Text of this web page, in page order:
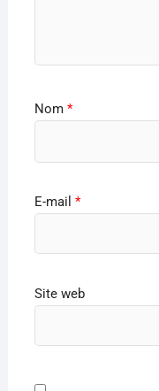
Nom *
E-mail *
Site web